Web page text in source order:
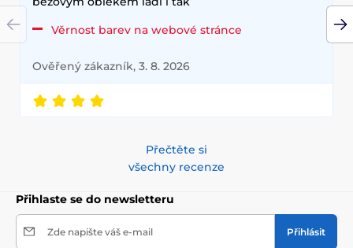
Věrnost barev na webové stránce
Ověřený zákazník, 3. 8. 2026
Přečtěte si
všechny recenze
Přihlaste se do newsletteru
Zde napište váš e-mail Přihlásit